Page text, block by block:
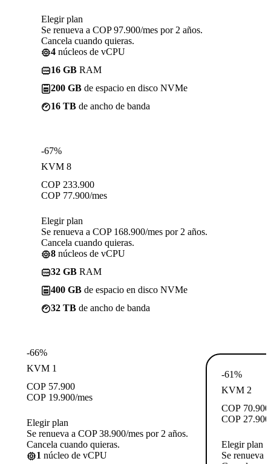
Elegir plan
Se renueva a COP 97.900/mes por 2 años.
Cancela cuando quieras.
4 núcleos de vCPU
16 GB RAM
200 GB de espacio en disco NVMe
16 TB de ancho de banda
-67%
KVM 8
COP 233.900
COP 77.900/mes
Elegir plan
Se renueva a COP 168.900/mes por 2 años.
Cancela cuando quieras.
8 núcleos de vCPU
32 GB RAM
400 GB de espacio en disco NVMe
32 TB de ancho de banda
-66%
KVM 1
COP 57.900
COP 19.900/mes
Elegir plan
Se renueva a COP 38.900/mes por 2 años.
Cancela cuando quieras.
1 núcleo de vCPU
-61%
KVM 2
COP 70.900
COP 27.900
Elegir plan
Se renueva